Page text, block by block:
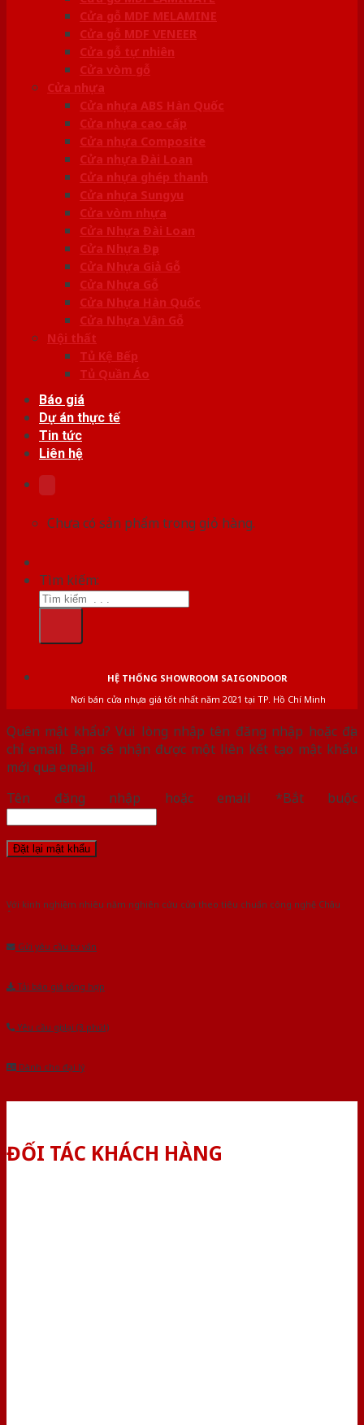
Cửa gỗ MDF MELAMINE
Cửa gỗ MDF VENEER
Cửa gỗ tự nhiên
Cửa vòm gỗ
Cửa nhựa
Cửa nhựa ABS Hàn Quốc
Cửa nhựa cao cấp
Cửa nhựa Composite
Cửa nhựa Đài Loan
Cửa nhựa ghép thanh
Cửa nhựa Sungyu
Cửa vòm nhựa
Cửa Nhựa Đài Loan
Cửa Nhựa Đẹp
Cửa Nhựa Giả Gỗ
Cửa Nhựa Gỗ
Cửa Nhựa Hàn Quốc
Cửa Nhựa Vân Gỗ
Nội thất
Tủ Kệ Bếp
Tủ Quần Áo
Báo giá
Dự án thực tế
Tin tức
Liên hệ
Chưa có sản phẩm trong giỏ hàng.
Tìm kiếm:
HỆ THỐNG SHOWROOM SAIGONDOOR
Nơi bán cửa nhựa giá tốt nhất năm 2021 tại TP. Hồ Chí Minh
Quên mật khẩu? Vui lòng nhập tên đăng nhập hoặc địa
chỉ email. Bạn sẽ nhận được một liên kết tạo mật khẩu
mới qua email.
Tên đăng nhập hoặc email *Bắt buộc
Đặt lại mật khẩu
Với kinh nghiệm nhiêu năm nghiên cứu cửa theo tiêu chuẩn công nghệ Châu
Gửi yêu cầu tư vấn
Tải báo giá tổng hợp
Yêu cầu gọi lại (3 phút)
Dành cho đại lý
ĐỐI TÁC KHÁCH HÀNG